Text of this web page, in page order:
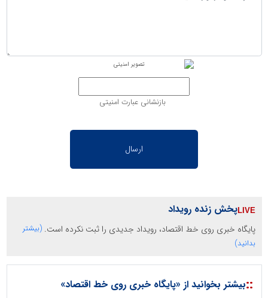
بازنشانی عبارت امنیتی
پخش زنده رویداد
پایگاه خبری روی خط اقتصاد، رویداد جدیدی را ثبت نکرده است. (بیشتر
بدانید)
::بیشتر بخوانید از «پایگاه خبری روی خط اقتصاد»